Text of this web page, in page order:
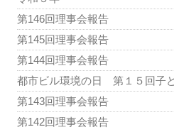
第146回理事会報告
第145回理事会報告
第144回理事会報告
都市ビル環境の日 第１５回子
第143回理事会報告
第142回理事会報告